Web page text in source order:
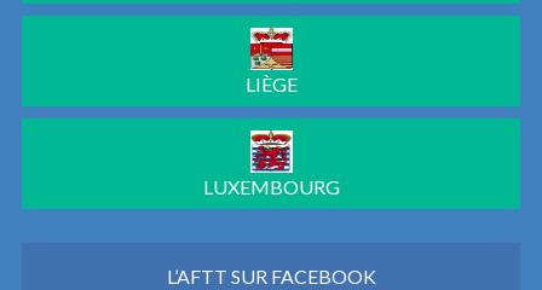
LIÈGE
LUXEMBOURG
L’AFTT SUR FACEBOOK